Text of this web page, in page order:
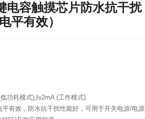
电容触摸芯片防水抗干扰
平有效）
功耗模式)„I≤2mA (工作模式)
有效，防水抗干扰性能好，可用于开关电源/电源